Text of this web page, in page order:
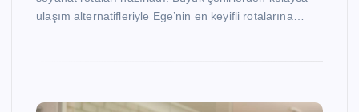
ulaşım alternatifleriyle Ege’nin en keyifli rotalarına…